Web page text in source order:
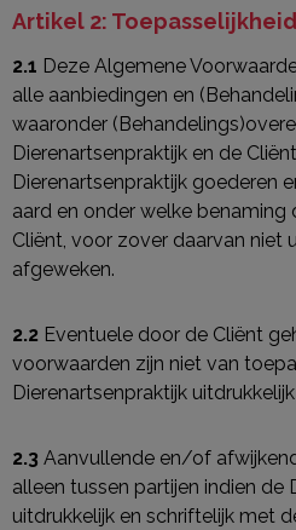
Artikel 2: Toepasselijkheid
2.1 Deze Algemene
alle aanbiedingen en
waaronder
Dierenartsenpraktijk en de
Dierenartsenpraktijk goederen
aard en onder welke benaming
Cliënt, voor zover daarvan niet
afgeweken.
2.2 Eventuele door de Cliënt
voorwaarden zijn niet van
Dierenartsenpraktijk
2.3 Aanvullende en/of
alleen tussen partijen indien de
uitdrukkelijk en schriftelijk met